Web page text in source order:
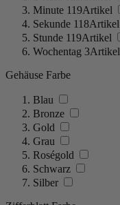
Minute 119Artikel
Sekunde 118Artikel
Stunde 119Artikel
Wochentag 3Artikel
Gehäuse Farbe
Blau
Bronze
Gold
Grau
Roségold
Schwarz
Silber